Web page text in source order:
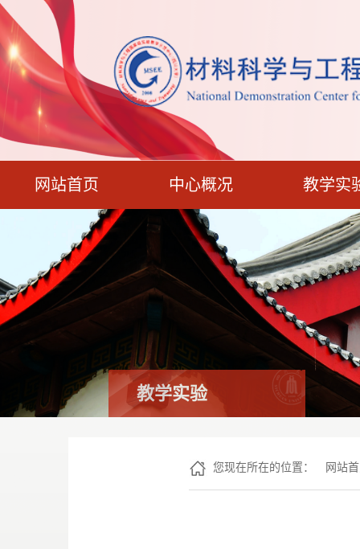
网站首页 中心概况 教学实
教学实验
您现在所在的位置： 网站